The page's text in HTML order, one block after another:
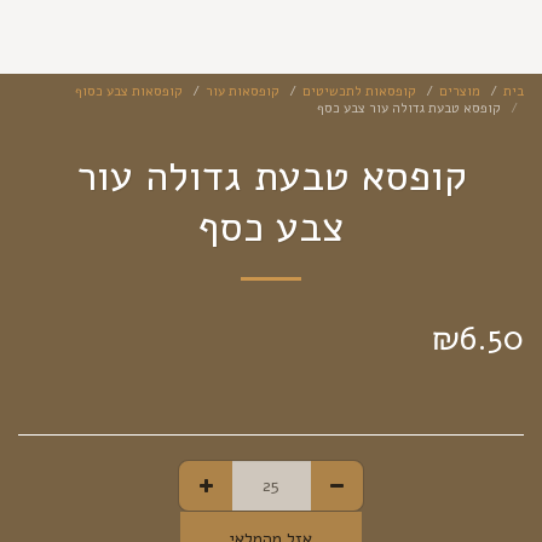
בית מוצרים קופסאות לתכשיטים קופסאות עור
קופסאות צבע כסוף
קופסא טבעת גדולה עור צבע כסף
קופסא טבעת גדולה עור
צבע כסף
₪6.50